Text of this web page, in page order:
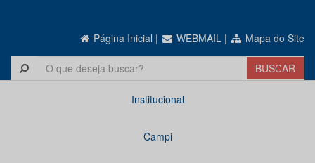
Página Inicial | WEBMAIL | Mapa do Site
Institucional
Campi